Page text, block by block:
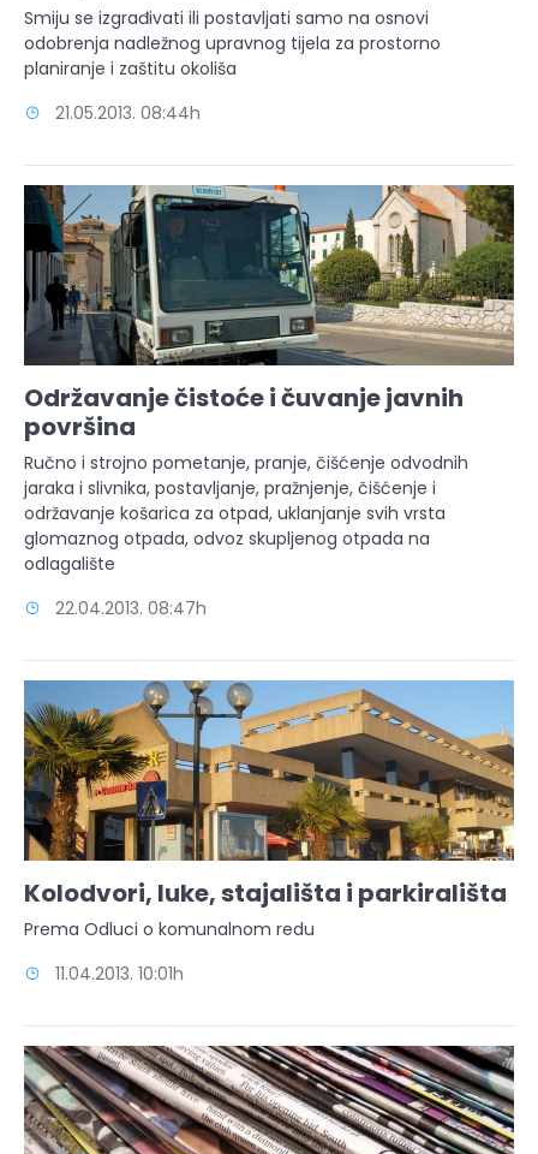
Smiju se izgrađivati ili postavljati samo na osnovi
odobrenja nadležnog upravnog tijela za prostorno
planiranje i zaštitu okoliša
21.05.2013. 08:44h
Održavanje čistoće i čuvanje javnih
površina
Ručno i strojno pometanje, pranje, čišćenje odvodnih
jaraka i slivnika, postavljanje, pražnjenje, čišćenje i
održavanje košarica za otpad, uklanjanje svih vrsta
glomaznog otpada, odvoz skupljenog otpada na
odlagalište
22.04.2013. 08:47h
Kolodvori, luke, stajališta i parkirališta
Prema Odluci o komunalnom redu
11.04.2013. 10:01h